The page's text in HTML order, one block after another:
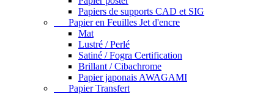
Papiers de supports CAD et SIG
Papier en Feuilles Jet d'encre
Mat
Lustré / Perlé
Satiné / Fogra Certification
Brillant / Cibachrome
Papier japonais AWAGAMI
Papier Transfert